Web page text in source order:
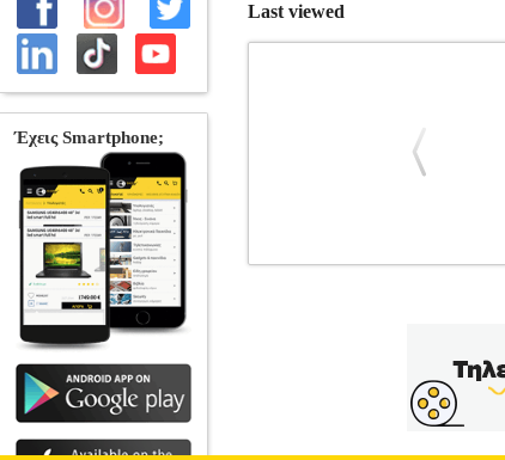
Last viewed
Έκδοσης: Φεβρουάριος 2018 Ο
του υπολογιστή. Αντίθετα ο
στον υπολογιστή θα φέρει
παραμύθι